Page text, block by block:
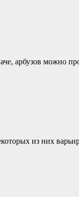
арбузов можно
из них